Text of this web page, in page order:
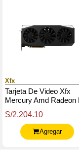
Xfx
Tarjeta De Video Xfx
Mercury Amd Radeon
Edition, 16Gb Gddr6,
Pcie5
S/2,204.10
Agregar